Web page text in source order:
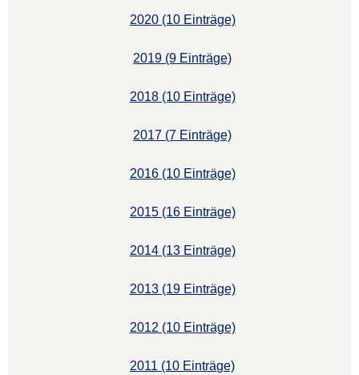
2020 (10 Einträge)
2019 (9 Einträge)
2018 (10 Einträge)
2017 (7 Einträge)
2016 (10 Einträge)
2015 (16 Einträge)
2014 (13 Einträge)
2013 (19 Einträge)
2012 (10 Einträge)
2011 (10 Einträge)